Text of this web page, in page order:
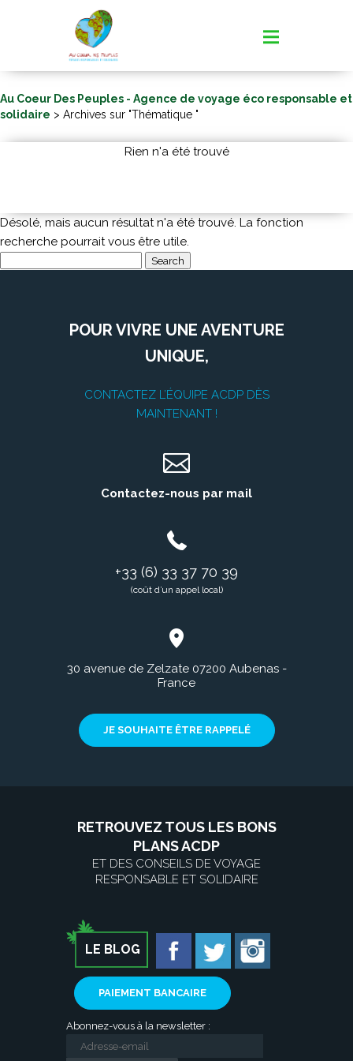
Au Coeur Des Peuples - Agence de voyage éco responsable et
solidaire > Archives sur "Thématique "
Rien n'a été trouvé
Désolé, mais aucun résultat n'a été trouvé. La fonction
recherche pourrait vous être utile.
POUR VIVRE UNE AVENTURE
UNIQUE,
CONTACTEZ L’ÉQUIPE ACDP DÈS
MAINTENANT !
Contactez-nous par mail
+33 (6) 33 37 70 39
(coût d’un appel local)
30 avenue de Zelzate 07200 Aubenas -
France
JE SOUHAITE ÊTRE RAPPELÉ
RETROUVEZ TOUS LES BONS
PLANS ACDP
ET DES CONSEILS DE VOYAGE
RESPONSABLE ET SOLIDAIRE
LE BLOG
PAIEMENT BANCAIRE
Abonnez-vous à la newsletter :